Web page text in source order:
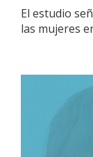
El estudio
las mujeres